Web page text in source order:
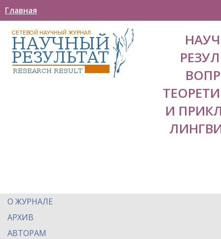
Главная
И
О ЖУРНАЛЕ
АРХИВ
АВТОРАМ